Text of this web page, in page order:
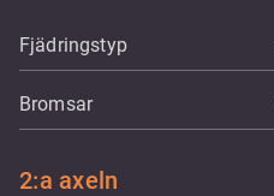
Fjädringstyp
Bromsar
2:a axeln